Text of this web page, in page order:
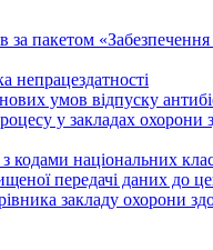
пакетом
непрацездатності
умов відпуску
у закладах охорони
кодами національних
передачі даних до
закладу охорони